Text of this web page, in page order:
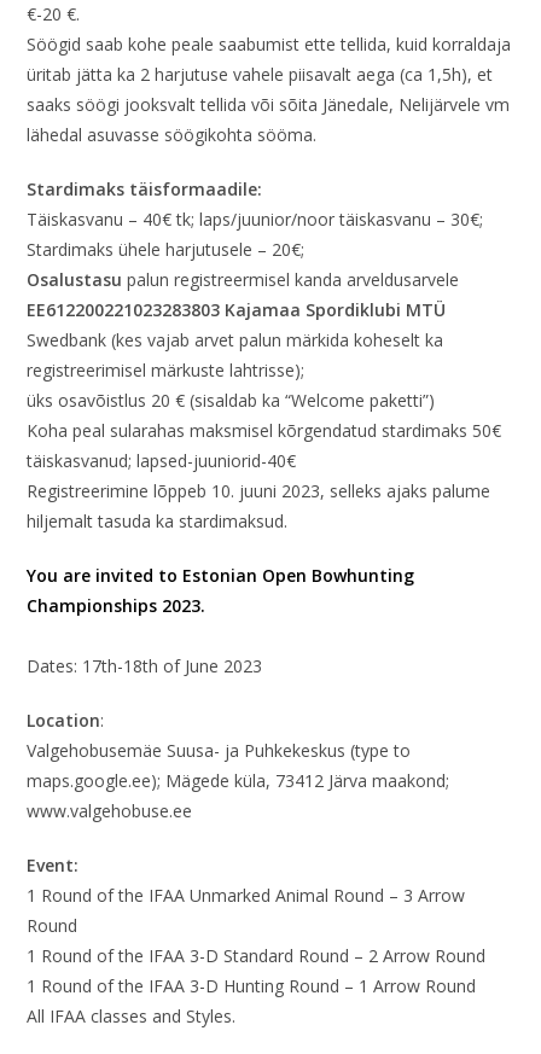
€-20 €.
Söögid saab kohe peale saabumist ette tellida, kuid korraldaja
üritab jätta ka 2 harjutuse vahele piisavalt aega (ca 1,5h), et
saaks söögi jooksvalt tellida või sõita Jänedale, Nelijärvele vm
lähedal asuvasse söögikohta sööma.
Stardimaks täisformaadile:
Täiskasvanu – 40€ tk; laps/juunior/noor täiskasvanu – 30€;
Stardimaks ühele harjutusele – 20€;
Osalustasu palun registreermisel kanda arveldusarvele
EE612200221023283803 Kajamaa Spordiklubi MTÜ
Swedbank (kes vajab arvet palun märkida koheselt ka
registreerimisel märkuste lahtrisse);
üks osavõistlus 20 € (sisaldab ka “Welcome paketti”)
Koha peal sularahas maksmisel kõrgendatud stardimaks 50€
täiskasvanud; lapsed-juuniorid-40€
Registreerimine lõppeb 10. juuni 2023, selleks ajaks palume
hiljemalt tasuda ka stardimaksud.
You are invited to Estonian Open Bowhunting
Championships 2023.
Dates: 17th-18th of June 2023
Location:
Valgehobusemäe Suusa- ja Puhkekeskus (type to
maps.google.ee); Mägede küla, 73412 Järva maakond;
www.valgehobuse.ee
Event:
1 Round of the IFAA Unmarked Animal Round – 3 Arrow
Round
1 Round of the IFAA 3-D Standard Round – 2 Arrow Round
1 Round of the IFAA 3-D Hunting Round – 1 Arrow Round
All IFAA classes and Styles.